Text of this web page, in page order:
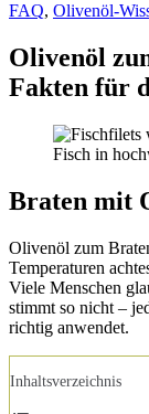
FAQ, Olivenöl-
Olivenöl
Fakten für
Fisch in
Braten mit
Olivenöl zum
Temperaturen
Viele Menschen
stimmt so nicht –
richtig anwendet.
Inhaltsverzeichnis